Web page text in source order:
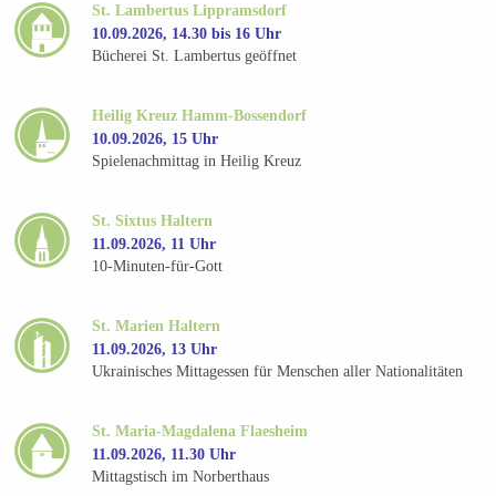
St. Lambertus Lippramsdorf
10.09.2026, 14.30 bis 16 Uhr
Bücherei St. Lambertus geöffnet
Heilig Kreuz Hamm-Bossendorf
10.09.2026, 15 Uhr
Spielenachmittag in Heilig Kreuz
St. Sixtus Haltern
11.09.2026, 11 Uhr
10-Minuten-für-Gott
St. Marien Haltern
11.09.2026, 13 Uhr
Ukrainisches Mittagessen für Menschen aller Nationalitäten
St. Maria-Magdalena Flaesheim
11.09.2026, 11.30 Uhr
Mittagstisch im Norberthaus